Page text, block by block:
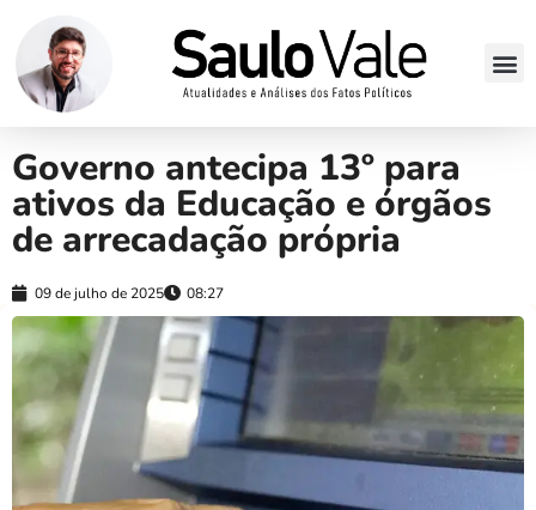
Governo antecipa 13º para
ativos da Educação e órgãos
de arrecadação própria
09 de julho de 2025 08:27